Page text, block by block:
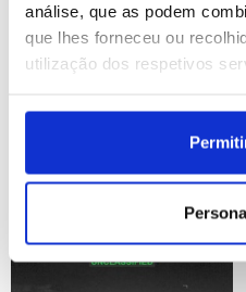
análise, que as podem
que lhes forneceu ou
utilização dos respetivos
Perfil do novo
(editado)
Date: 08/07/2026 09:33